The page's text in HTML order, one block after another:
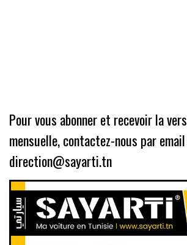
Pour vous abonner et recevoir la
mensuelle, contactez-nous par email
direction@sayarti.tn